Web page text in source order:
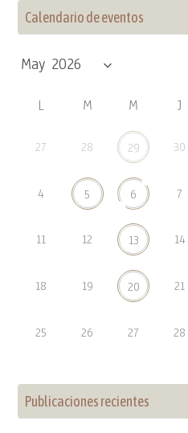
Calendario de eventos
L M M J
27 28 29 30
4 5 6 7
11 12 13 14
18 19 20 21
25 26 27 28
Publicaciones recientes